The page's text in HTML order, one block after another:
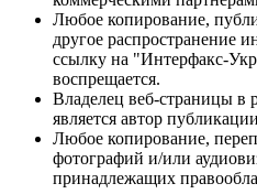
Любое копирование,
другое распространение
ссылку на "Интерфакс-
воспрещается.
Владелец веб-страницы в
является автор
Любое копирование,
фотографий и/или
принадлежащих